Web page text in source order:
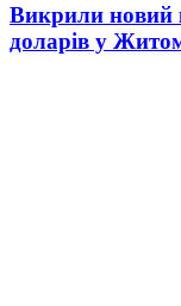
Викрили новий
доларів у